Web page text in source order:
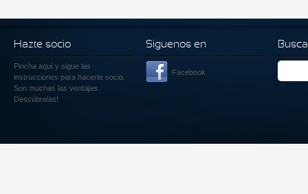
Hazte socio
Pincha aquí y sigue las
instrucciones para hacerte socio.
Son muchas las ventajas.
Descúbrelas!
Siguenos en
Facebook